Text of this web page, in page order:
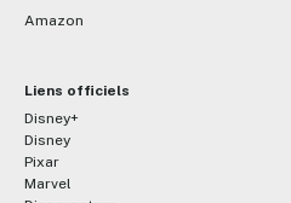
Amazon
Liens officiels
Disney+
Disney
Pixar
Marvel